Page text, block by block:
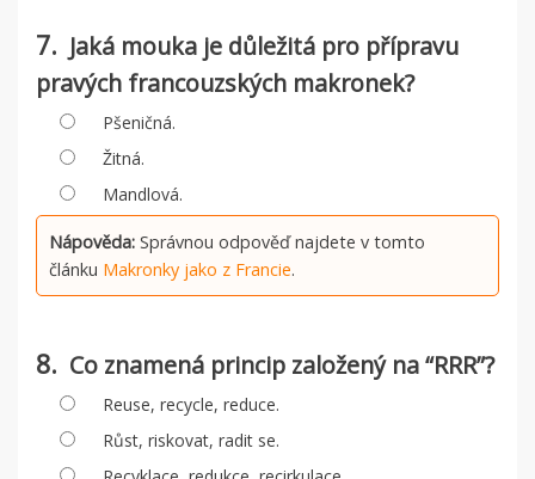
7. Jaká mouka je důležitá pro přípravu
pravých francouzských makronek?
Pšeničná.
Žitná.
Mandlová.
Nápověda: Správnou odpověď najdete v tomto
článku Makronky jako z Francie.
8. Co znamená princip založený na “RRR”?
Reuse, recycle, reduce.
Růst, riskovat, radit se.